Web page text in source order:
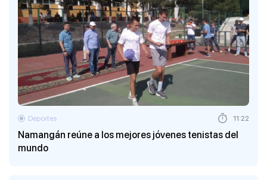
Namangán reúne a los mejores jóvenes tenistas del
mundo
Deportes 11:22